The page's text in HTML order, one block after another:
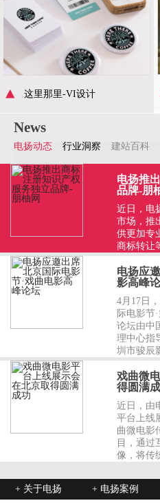
这里那里-VI设计
News
电扬动态 行业洞察 建站百科
电扬推
品牌-朋
近日，电
市场，推
供更加专
商标转让
电扬应
影高峰
4月17日
际电影节
论坛由中
理中心指
圳市骏辰
戏曲微
得圆满
近日，由
平台上线
曲微电影
目，通过
像，将传
+ 关于电扬 + 电扬案例